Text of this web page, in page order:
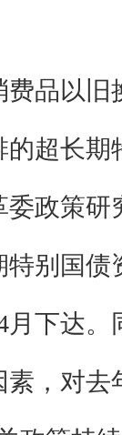
费品以旧
超长
委政策
别国债
月下达
素，对